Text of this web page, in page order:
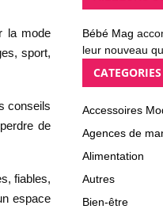
la mode
sport,
conseils
de
fiables,
espace
Bébé Mag
leur nouveau
CATEGORIES
Accessoires
Agences de
Alimentation
Autres
Bien-être